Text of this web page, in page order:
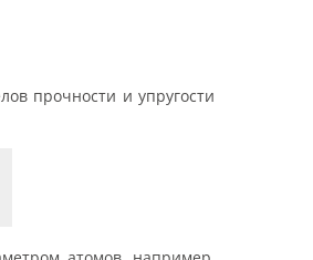
прочности и упругости